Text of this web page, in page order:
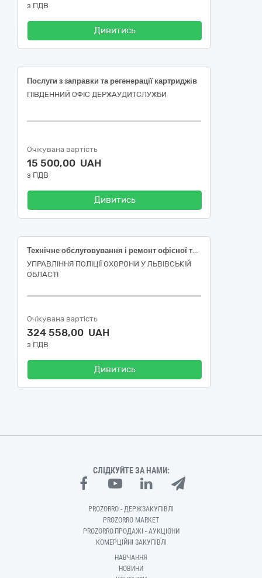
з ПДВ
Дивитись
Послуги з заправки та регенерації картриджів
ПІВДЕННИЙ ОФІС ДЕРЖАУДИТСЛУЖБИ
Очікувана вартість
15 500,00 UAH
з ПДВ
Дивитись
Технічне обслуговування і ремонт офісної техніки (заправка та відновлення (регенерація) картриджів)
УПРАВЛІННЯ ПОЛІЦІЇ ОХОРОНИ У ЛЬВІВСЬКІЙ
ОБЛАСТІ
Очікувана вартість
324 558,00 UAH
з ПДВ
Дивитись
СЛІДКУЙТЕ ЗА НАМИ:
PROZORRO - ДЕРЖЗАКУПІВЛІ
PROZORRO MARKET
PROZORRO.ПРОДАЖІ - АУКЦІОНИ
КОМЕРЦІЙНІ ЗАКУПІВЛІ
НАВЧАННЯ
НОВИНИ